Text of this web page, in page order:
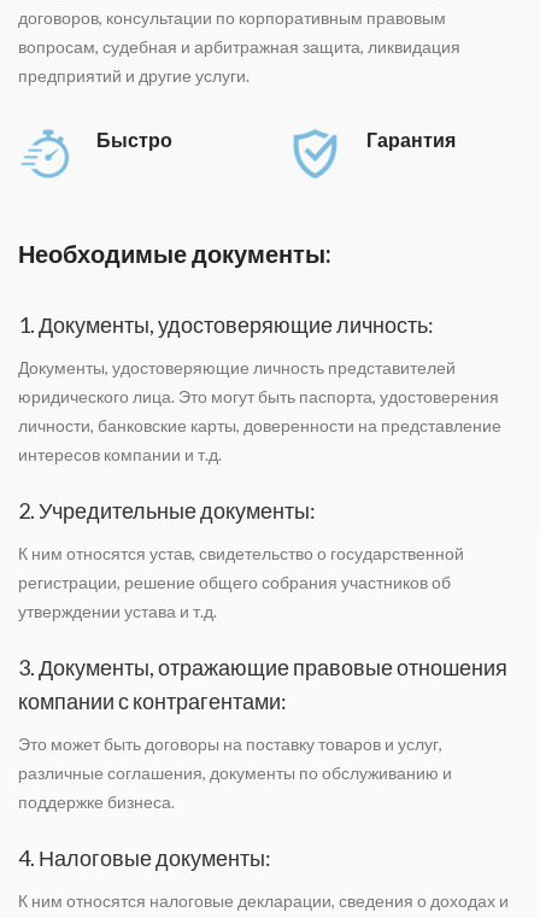
договоров, консультации по корпоративным правовым
вопросам, судебная и арбитражная защита, ликвидация
предприятий и другие услуги.
Быстро Гарантия
Необходимые документы:
1. Документы, удостоверяющие личность:
Документы, удостоверяющие личность представителей
юридического лица. Это могут быть паспорта, удостоверения
личности, банковские карты, доверенности на представление
интересов компании и т.д.
2. Учредительные документы:
К ним относятся устав, свидетельство о государственной
регистрации, решение общего собрания участников об
утверждении устава и т.д.
3. Документы, отражающие правовые отношения
компании с контрагентами:
Это может быть договоры на поставку товаров и услуг,
различные соглашения, документы по обслуживанию и
поддержке бизнеса.
4. Налоговые документы:
К ним относятся налоговые декларации, сведения о доходах и